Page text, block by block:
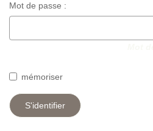
Mot de passe :
mémoriser
S'identifier